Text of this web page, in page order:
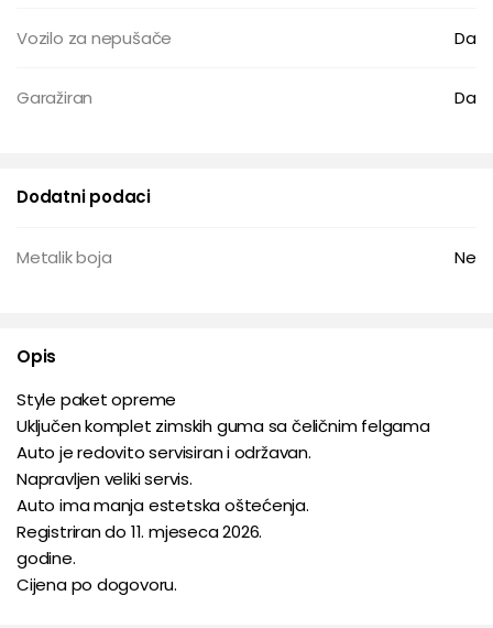
Vozilo za nepušače Da
Garažiran Da
Dodatni podaci
Metalik boja Ne
Opis
Style paket opreme
Uključen komplet zimskih guma sa čeličnim felgama
Auto je redovito servisiran i održavan.
Napravljen veliki servis.
Auto ima manja estetska oštećenja.
Registriran do 11. mjeseca 2026.
godine.
Cijena po dogovoru.